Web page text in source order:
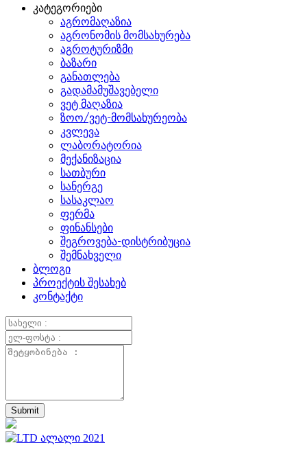
კატეგორიები
აგრომაღაზია
აგრონომის მომსახურება
აგროტურიზმი
ბაზარი
განათლება
გადამამუშავებელი
ვეტ მაღაზია
ზოო/ვეტ-მომსახურეობა
კვლევა
ლაბორატორია
მექანიზაცია
სათბური
სანერგე
სასაკლაო
ფერმა
ფინანსები
შეგროვება-დისტრიბუცია
შემნახველი
ბლოგი
პროექტის შესახებ
კონტაქტი